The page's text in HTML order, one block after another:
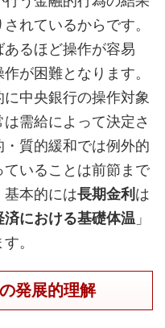
れているからです。
るほど操作が容易
が困難となります。
中央銀行の操作対象
需給によって決定さ
質的緩和では例外的
いることは前節まで
基本的には長期金利 は
済における基礎体温 」
。
発展的理解